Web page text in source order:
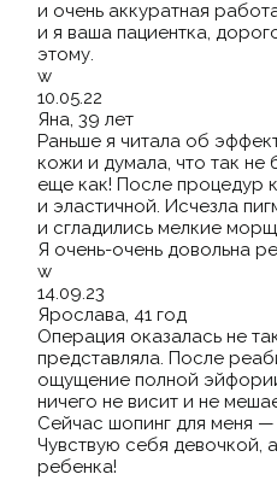
и очень аккуратная
и я ваша пациентка,
этому.
w
10.05.22
Яна, 39 лет
Раньше я читала об
кожи и думала, что так не
еще как! После процедур
и эластичной. Исчезла
и сгладились мелкие
Я очень-очень довольна
w
14.09.23
Ярослава, 41 год
Операция оказалась не
представляла. После
ощущение полной
ничего не висит и не
Сейчас шопинг для меня
Чувствую себя девочкой,
ребенка!